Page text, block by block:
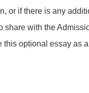
or if there is any
share with the
this optional essay as